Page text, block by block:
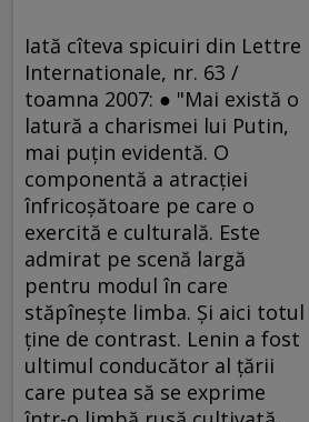
Iată cîteva spicuiri din Lettre
Internationale, nr. 63 /
toamna 2007: ● "Mai există o
latură a charismei lui Putin,
mai puţin evidentă. O
componentă a atracţiei
înfricoşătoare pe care o
exercită e culturală. Este
admirat pe scenă largă
pentru modul în care
stăpîneşte limba. Şi aici totul
ţine de contrast. Lenin a fost
ultimul conducător al ţării
care putea să se exprime